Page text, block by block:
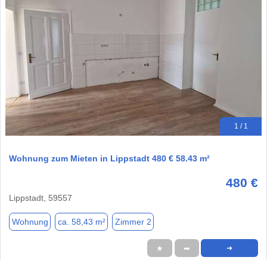
1 / 1
Wohnung zum Mieten in Lippstadt 480 € 58.43 m²
480 €
Lippstadt, 59557
Wohnung ca. 58,43 m² Zimmer 2
★ ➦ ➜